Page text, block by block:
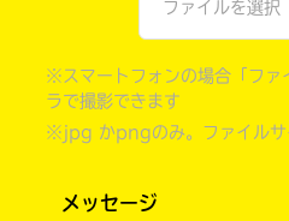
ファイルを選択
※スマートフォンの場合「ファ
ラで撮影できます
※jpg かpngのみ。ファイルサ
メッセージ